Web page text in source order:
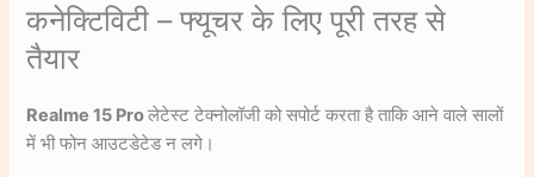
कनेक्टिविटी – फ्यूचर के लिए पूरी तरह से
तैयार
Realme 15 Proलेटेस्ट टेक्नोलॉजी को सपोर्ट करता है ताकि आने वाले सालों
में भी फोन आउटडेटेड न लगे।